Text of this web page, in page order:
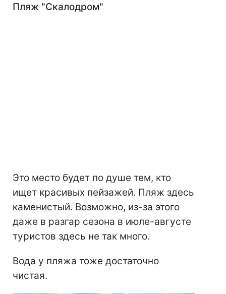
Пляж "Скалодром"
Это место будет по душе тем, кто
ищет красивых пейзажей. Пляж здесь
каменистый. Возможно, из-за этого
даже в разгар сезона в июле-августе
туристов здесь не так много.
Вода у пляжа тоже достаточно
чистая.